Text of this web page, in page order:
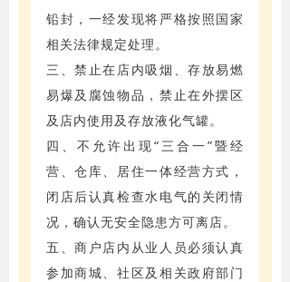
铅封，一经发现将严格按照国家
相关法律规定处理。
三、禁止在店内吸烟、存放易燃
易爆及腐蚀物品，禁止在外摆区
及店内使用及存放液化气罐。
四、不允许出现“三合一”暨经
营、仓库、居住一体经营方式，
闭店后认真检查水电气的关闭情
况，确认无安全隐患方可离店。
五、商户店内从业人员必须认真
参加商城、社区及相关政府部门